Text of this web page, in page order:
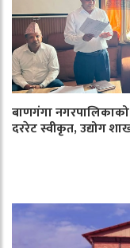
बाणगंगा
दररेट स्वीकृत, उद्योग